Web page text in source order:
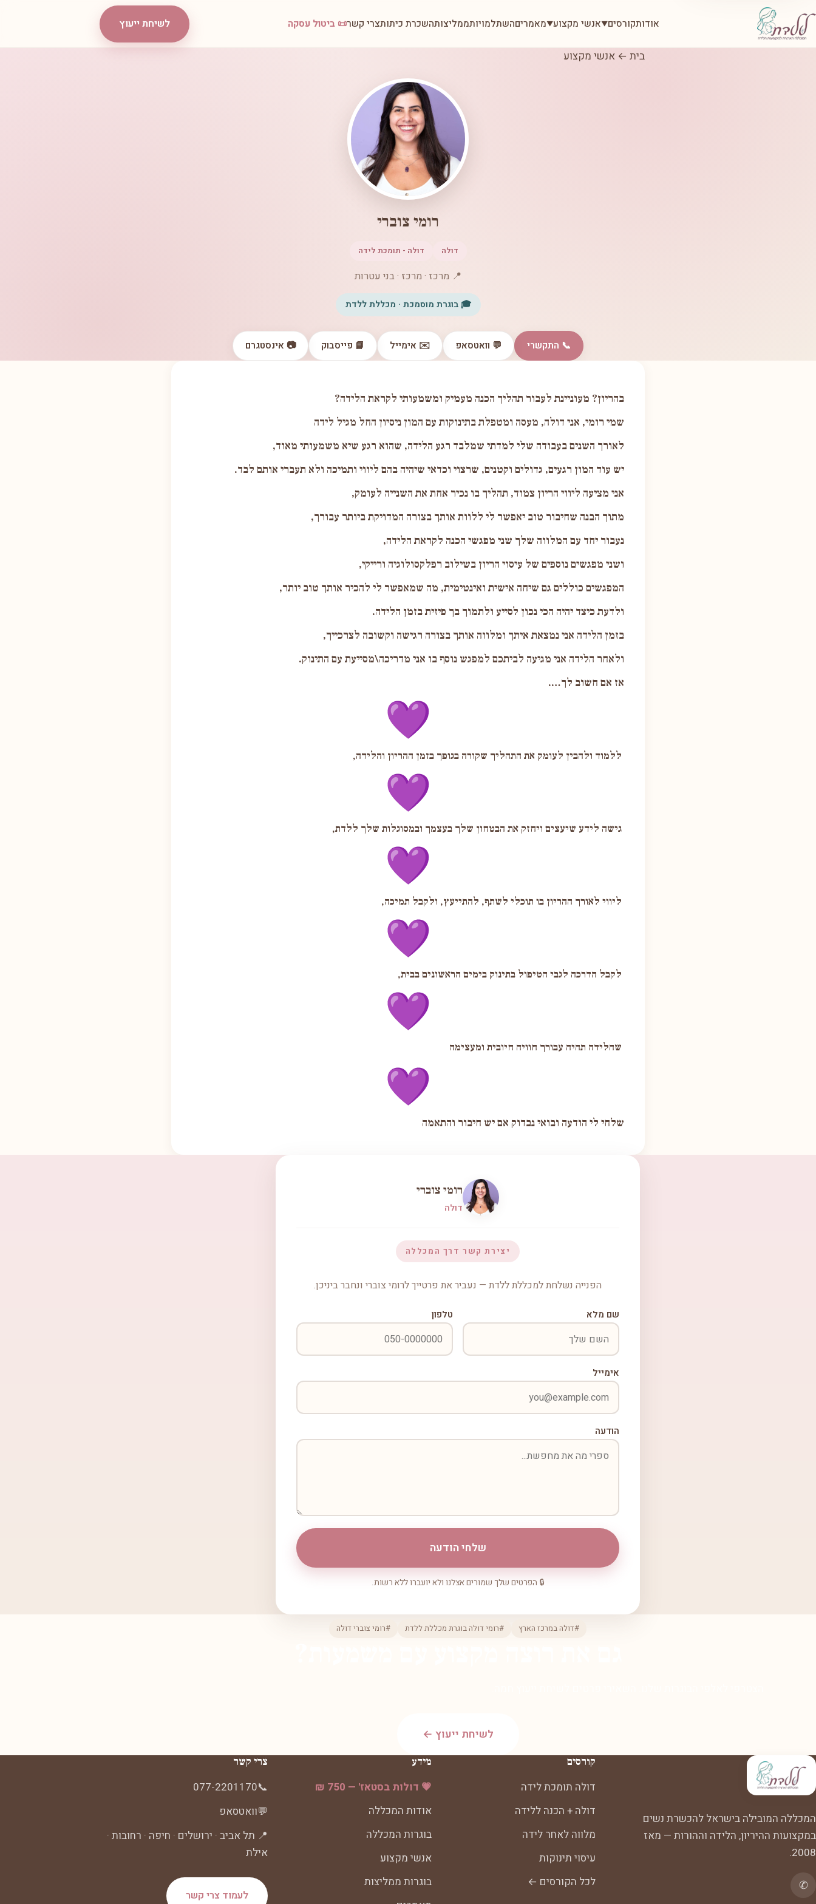
אודותקורסים▼אנשי מקצוע▼מאמריםהשתלמויותממליצותהשכרת כיתותצרי קשר📜 ביטול עסקה לשיחת ייעוץ
בית ← אנשי מקצוע
רומי צוברי
דולה דולה - תומכת לידה
📍 מרכז · מרכז · בני עטרות
🎓 בוגרת מוסמכת · מכללת ללדת
📞 התקשרי 💬 וואטסאפ ✉️ אימייל 📘 פייסבוק 📷 אינסטגרם
בהריון? מעוניינת לעבור תהליך הכנה מעמיק ומשמעותי לקראת הלידה?
שמי רומי, אני דולה, מעסה ומטפלת בתינוקות עם המון ניסיון החל מגיל לידה
לאורך השנים בעבודה שלי למדתי שמלבד רגע הלידה, שהוא רגע שיא משמעותי מאוד,
יש עוד המון רגעים, גדולים וקטנים, שרצוי וכדאי שיהיה בהם ליווי ותמיכה ולא תעברי אותם לבד.
אני מציעה ליווי הריון צמוד, תהליך בו נכיר אחת את השנייה לעומק,
מתוך הבנה שחיבור טוב יאפשר לי ללוות אותך בצורה המדויקת ביותר עבורך,
נעבור יחד עם המלווה שלך שני מפגשי הכנה לקראת הלידה,
ושני מפגשים נוספים של עיסוי הריון בשילוב רפלקסולוגיה ורייקי,
המפגשים כוללים גם שיחה אישית ואינטימית, מה שמאפשר לי להכיר אותך טוב יותר,
ולדעת כיצד יהיה הכי נכון לסייע ולתמוך בך פיזית בזמן הלידה.
בזמן הלידה אני נמצאת איתך ומלווה אותך בצורה רגישה וקשובה לצרכייך,
ולאחר הלידה אני מגיעה לביתכם למפגש נוסף בו אני מדריכה\מסייעת עם התינוק.
אז אם חשוב לך….
ללמוד ולהבין לעומק את התהליך שקורה בגופך בזמן ההריון והלידה,
גישה לידע שיעצים ויחזק את הבטחון שלך בעצמך ובמסוגלות שלך ללדת,
ליווי לאורך ההריון בו תוכלי לשתף, להתייעץ, ולקבל תמיכה,
לקבל הדרכה לגבי הטיפול בתינוק בימים הראשונים בבית,
שהלידה תהיה עבורך חוויה חיובית ומעצימה
שלחי לי הודעה ובואי נבדוק אם יש חיבור והתאמה
רומי צוברי
דולה
יצירת קשר דרך המכללה
הפנייה נשלחת למכללת ללדת — נעביר את פרטייך לרומי צוברי ונחבר ביניכן.
שם מלא טלפון
אימייל
הודעה
שלחי הודעה
🔒 הפרטים שלך שמורים אצלנו ולא יועברו ללא רשות.
#דולה במרכז הארץ #רומי דולה בוגרת מכללת ללדת #רומי צוברי דולה
לשיחת ייעוץ ←
המכללה המובילה בישראל להכשרת נשים
במקצועות ההיריון, הלידה וההורות — מאז
2008.
✆
קורסים
דולה תומכת לידה
דולה + הכנה ללידה
מלווה לאחר לידה
עיסוי תינוקות
לכל הקורסים ←
מידע
💗 דולות בסטאז' — 750 ₪
אודות המכללה
בוגרות המכללה
אנשי מקצוע
בוגרות ממליצות
צרי קשר
📞
077-2201170
💬וואטסאפ
📍 תל אביב · ירושלים · חיפה · רחובות ·
אילת
לעמוד צרי קשר